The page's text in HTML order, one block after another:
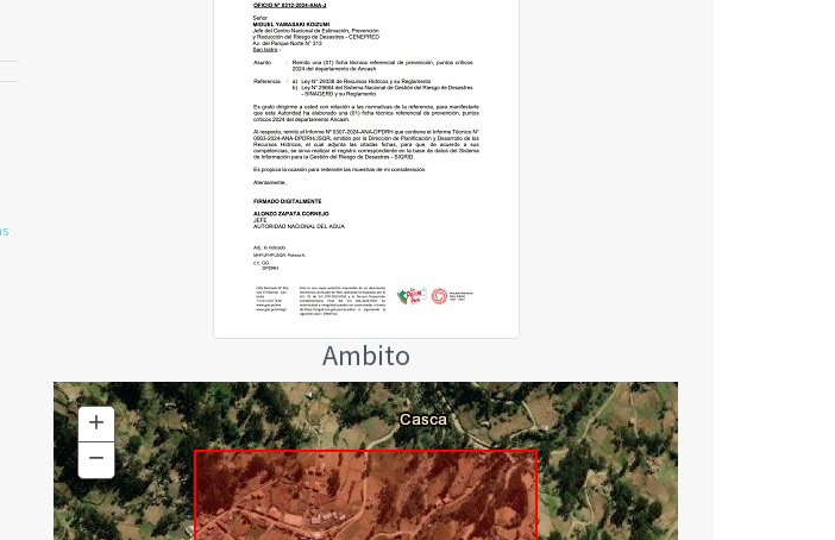
Ambito
+ Zoom
In
− Zoom
Out